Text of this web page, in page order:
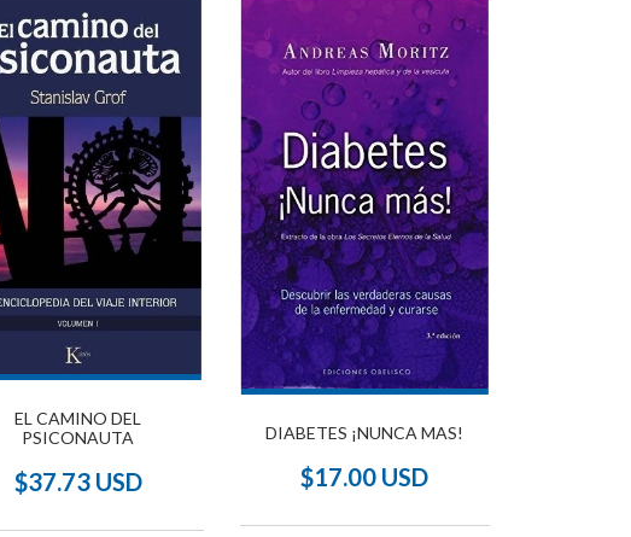
EL CAMINO DEL
PSICONAUTA
$37.73 USD
DIABETES ¡NUNCA MAS!
$17.00 USD